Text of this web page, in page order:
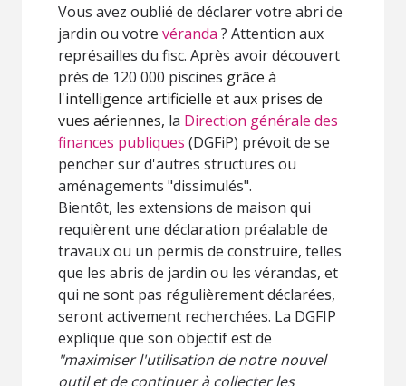
Vous avez oublié de déclarer votre abri de
jardin ou votre véranda ? Attention aux
représailles du fisc. Après avoir découvert
près de 120 000 piscines grâce à
l'intelligence artificielle et aux prises de
vues aériennes, la Direction générale des
finances publiques (DGFiP) prévoit de se
pencher sur d'autres structures ou
aménagements "dissimulés".
Bientôt, les extensions de maison qui
requièrent une déclaration préalable de
travaux ou un permis de construire, telles
que les abris de jardin ou les vérandas, et
qui ne sont pas régulièrement déclarées,
seront activement recherchées. La DGFIP
explique que son objectif est de
"maximiser l'utilisation de notre nouvel
outil et de continuer à collecter les